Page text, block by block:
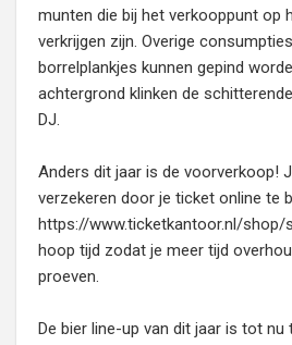
munten die bij het verkooppunt op
verkrijgen zijn. Overige
borrelplankjes kunnen gepind
achtergrond klinken de
DJ.
Anders dit jaar is de voorverkoop!
verzekeren door je ticket online te
https://www.ticketkantoor.nl/shop/
hoop tijd zodat je meer tijd
proeven.
De bier line-up van dit jaar is tot nu